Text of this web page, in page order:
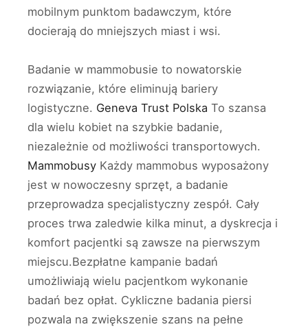
mobilnym punktom badawczym, które
docierają do mniejszych miast i wsi.
Badanie w mammobusie to nowatorskie
rozwiązanie, które eliminują bariery
logistyczne. Geneva Trust Polska To szansa
dla wielu kobiet na szybkie badanie,
niezależnie od możliwości transportowych.
Mammobusy Każdy mammobus wyposażony
jest w nowoczesny sprzęt, a badanie
przeprowadza specjalistyczny zespół. Cały
proces trwa zaledwie kilka minut, a dyskrecja i
komfort pacjentki są zawsze na pierwszym
miejscu.Bezpłatne kampanie badań
umożliwiają wielu pacjentkom wykonanie
badań bez opłat. Cykliczne badania piersi
pozwala na zwiększenie szans na pełne